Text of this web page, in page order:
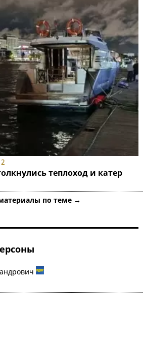
теплоход и катер
по теме →